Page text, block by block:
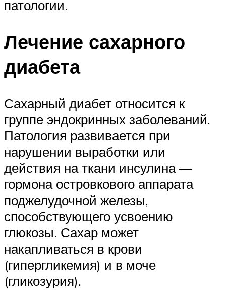
патологии.
Лечение сахарного
диабета
Сахарный диабет относится к
группе эндокринных заболеваний.
Патология развивается при
нарушении выработки или
действия на ткани инсулина —
гормона островкового аппарата
поджелудочной железы,
способствующего усвоению
глюкозы. Сахар может
накапливаться в крови
(гипергликемия) и в моче
(гликозурия).